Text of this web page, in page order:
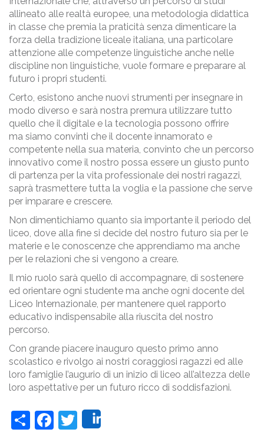
allineato alle realtà europee, una metodologia didattica
in classe che premia la praticità senza dimenticare la
forza della tradizione liceale italiana, una particolare
attenzione alle competenze linguistiche anche nelle
discipline non linguistiche, vuole formare e preparare al
futuro i propri studenti.
Certo, esistono anche nuovi strumenti per insegnare in
modo diverso e sarà nostra premura utilizzare tutto
quello che il digitale e la tecnologia possono offrire
ma siamo convinti che il docente innamorato e
competente nella sua materia, convinto che un percorso
innovativo come il nostro possa essere un giusto punto
di partenza per la vita professionale dei nostri ragazzi,
saprà trasmettere tutta la voglia e la passione che serve
per imparare e crescere.
Non dimentichiamo quanto sia importante il periodo del
liceo, dove alla fine si decide del nostro futuro sia per le
materie e le conoscenze che apprendiamo ma anche
per le relazioni che si vengono a creare.
Il mio ruolo sarà quello di accompagnare, di sostenere
ed orientare ogni studente ma anche ogni docente del
Liceo Internazionale, per mantenere quel rapporto
educativo indispensabile alla riuscita del nostro
percorso.
Con grande piacere inauguro questo primo anno
scolastico e rivolgo ai nostri coraggiosi ragazzi ed alle
loro famiglie l’augurio di un inizio di liceo all’altezza delle
loro aspettative per un futuro ricco di soddisfazioni.
ShareFacebook
Twitter